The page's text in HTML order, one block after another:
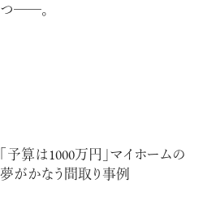
つ──。
「予算は1000万円」マイホームの
夢がかなう間取り事例